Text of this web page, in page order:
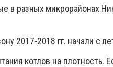
в разных микрорайонах
2017-2018 гг. начали с
котлов на плотность.